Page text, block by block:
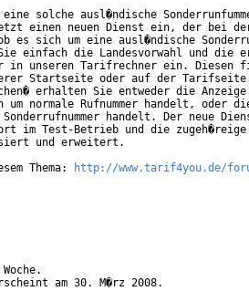
solche ausl�ndische
einen neuen Dienst ein, der bei
es sich um eine ausl�ndische
einfach die Landesvorwahl und die
in unseren Tarifrechner ein. Diesen
Startseite oder auf der Tarifseite.
erhalten Sie entweder die
normale Rufnummer handelt, oder
handelt. Der neue
im Test-Betrieb und die zugeh�reige
und erweitert.
Thema:
http://www.tarif4you.de/
am 30. M�rz 2008.